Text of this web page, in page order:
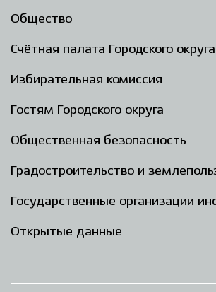
Общество
Счётная палата Городского округа
Избирательная комиссия
Гостям Городского округа
Общественная безопасность
Градостроительство и
Государственные организации
Открытые данные